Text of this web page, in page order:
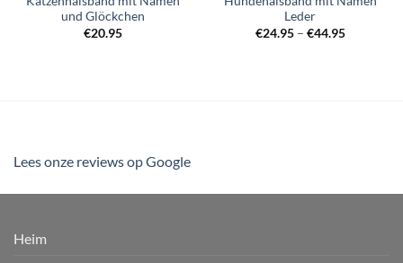
und Glöckchen
€20.95
Leder
€24.95 – €44.95
Lees onze reviews op Google
Heim